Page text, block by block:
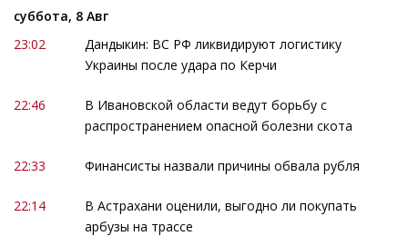
суббота, 8 Авг
23:02
Дандыкин: ВС РФ ликвидируют логистику
Украины после удара по Керчи
22:46
В Ивановской области ведут борьбу с
распространением опасной болезни скота
22:33 Финансисты назвали причины обвала рубля
22:14
В Астрахани оценили, выгодно ли покупать
арбузы на трассе